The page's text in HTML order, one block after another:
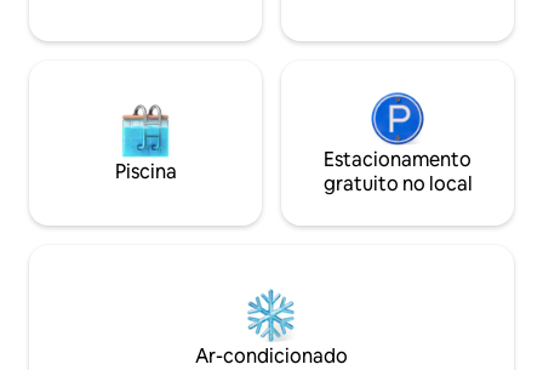
Piscina
Estacionamento
gratuito no local
Ar-condicionado